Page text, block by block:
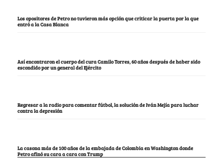
Los opositores de Petro no tuvieron más opción que criticar la puerta por la que
entró a la Casa Blanca
Así encontraron el cuerpo del cura Camilo Torres, 60 años después de haber sido
escondido por un general del Ejército
Regresar a la radio para comentar fútbol, la solución de Iván Mejía para luchar
contra la depresión
La casona más de 100 años de la embajada de Colombia en Washington donde
Petro afinó su cara a cara con Trump